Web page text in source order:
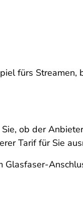
fürs Streamen,
ob der
Tarif für Sie